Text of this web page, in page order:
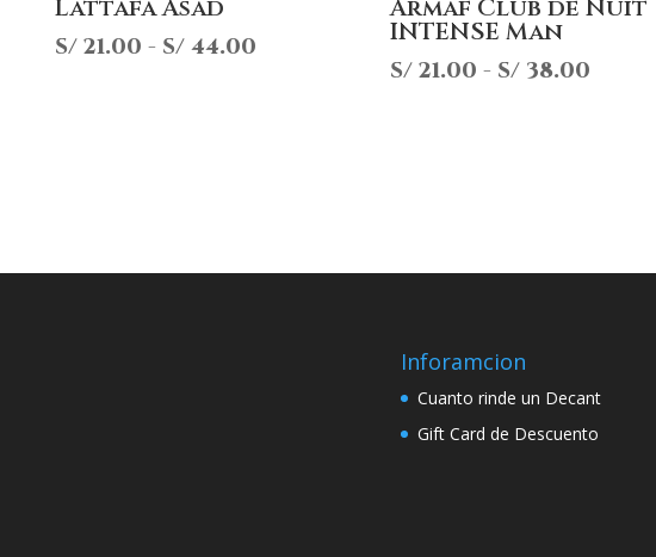
Lattafa Asad
S/ 21.00 - S/ 44.00
Armaf Club de Nuit
INTENSE Man
S/21.00 - S/38.00Rango
Inforamcion
Cuanto rinde un Decant
Gift Card de Descuento